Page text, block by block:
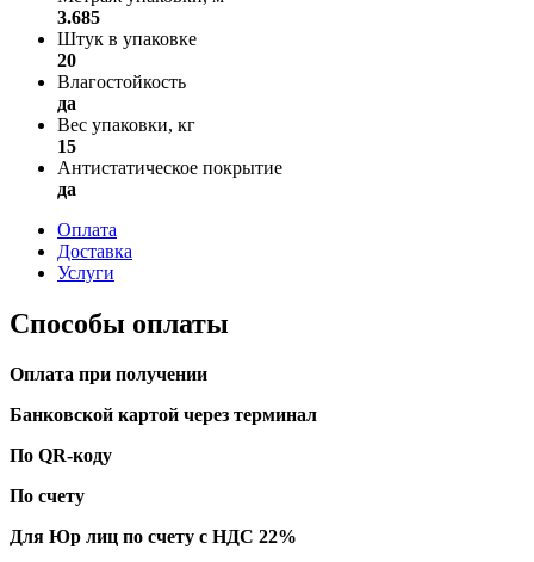
3.685
Штук в упаковке
20
Влагостойкость
да
Вес упаковки, кг
15
Антистатическое покрытие
да
Оплата
Доставка
Услуги
Способы оплаты
Оплата при получении
Банковской картой через терминал
По QR-коду
По счету
Для Юр лиц по счету с НДС 22%